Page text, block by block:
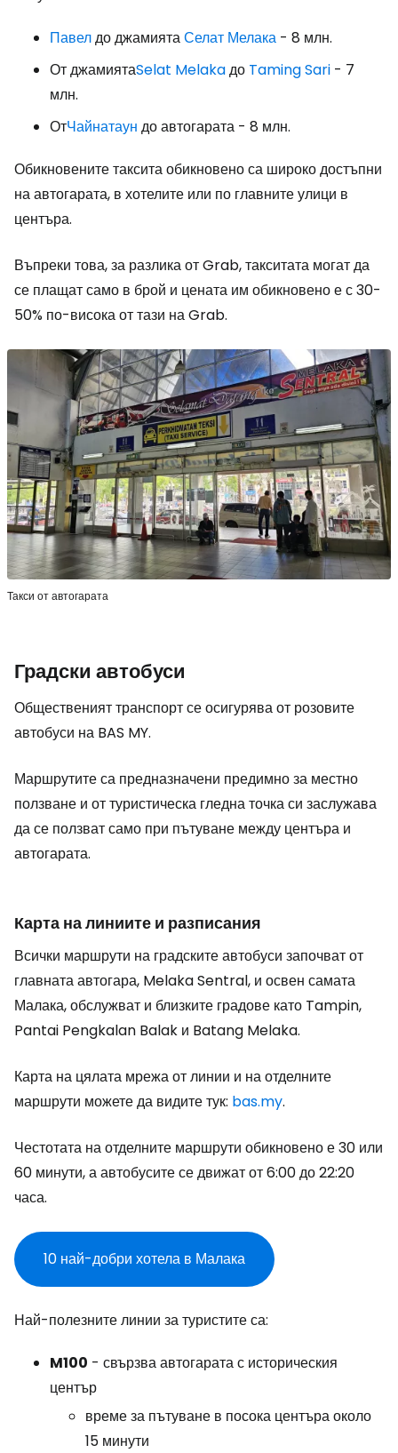
Павелдо джамиятаСелат Мелака - 8 млн.
От джамиятаSelat Melakaдо Taming Sari - 7
млн.
ОтЧайнатаун до автогарата - 8 млн.
Обикновените таксита обикновено са широко достъпни
на автогарата, в хотелите или по главните улици в
центъра.
Въпреки това, за разлика от Grab, такситата могат да
се плащат само в брой и цената им обикновено е с 30-
50% по-висока от тази на Grab.
Такси от автогарата
Градски автобуси
Общественият транспорт се осигурява от розовите
автобуси на BAS MY.
Маршрутите са предназначени предимно за местно
ползване и от туристическа гледна точка си заслужава
да се ползват само при пътуване между центъра и
автогарата.
Карта на линиите и разписания
Всички маршрути на градските автобуси започват от
главната автогара, Melaka Sentral, и освен самата
Малака, обслужват и близките градове като Tampin,
Pantai Pengkalan Balak и Batang Melaka.
Карта на цялата мрежа от линии и на отделните
маршрути можете да видите тук: bas.my.
Честотата на отделните маршрути обикновено е 30 или
60 минути, а автобусите се движат от 6:00 до 22:20
часа.
10 най-добри хотела в Малака
Най-полезните линии за туристите са:
M100 - свързва автогарата с историческия
център
време за пътуване в посока центъра около
15 минути